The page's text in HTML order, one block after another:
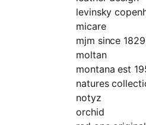
levinsky
micare
mjm since 1829
moltan
montana est
natures
notyz
orchid